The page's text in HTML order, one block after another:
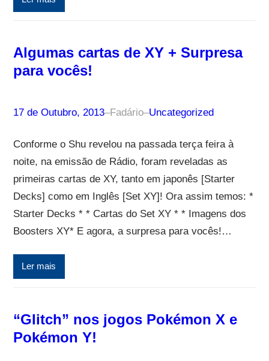
Algumas cartas de XY + Surpresa
para vocês!
17 de Outubro, 2013–Fadário–Uncategorized
Conforme o Shu revelou na passada terça feira à
noite, na emissão de Rádio, foram reveladas as
primeiras cartas de XY, tanto em japonês [Starter
Decks] como em Inglês [Set XY]! Ora assim temos: *
Starter Decks * * Cartas do Set XY * * Imagens dos
Boosters XY* E agora, a surpresa para vocês!…
Ler mais
“Glitch” nos jogos Pokémon X e
Pokémon Y!